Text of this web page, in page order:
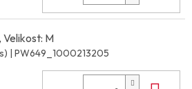
M
| PW649_1000213205